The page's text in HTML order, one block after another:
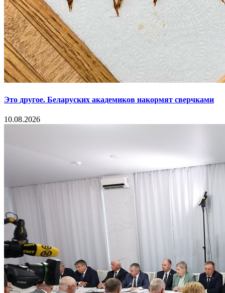
Это другое. Беларуских академиков накормят сверчками
10.08.2026